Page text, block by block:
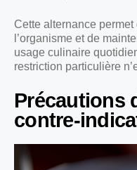
Cette alternance
l’organisme et de
usage culinaire
restriction particulière
Précautions
contre-